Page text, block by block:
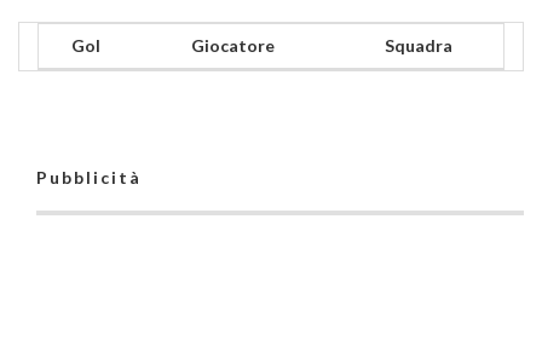
Gol Giocatore Squadra
Pubblicità